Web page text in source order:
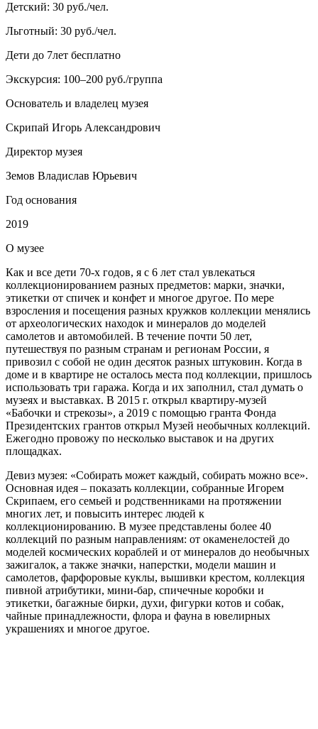
Детский: 30 руб./чел.
Льготный: 30 руб./чел.
Дети до 7лет бесплатно
Экскурсия: 100–200 руб./группа
Основатель и владелец музея
Скрипай Игорь Александрович
Директор музея
Земов Владислав Юрьевич
Год основания
2019
О музее
Как и все дети 70-х годов, я с 6 лет стал увлекаться
коллекционированием разных предметов: марки, значки,
этикетки от спичек и конфет и многое другое. По мере
взросления и посещения разных кружков коллекции менялись
от археологических находок и минералов до моделей
самолетов и автомобилей. В течение почти 50 лет,
путешествуя по разным странам и регионам России, я
привозил с собой не один десяток разных штуковин. Когда в
доме и в квартире не осталось места под коллекции, пришлось
использовать три гаража. Когда и их заполнил, стал думать о
музеях и выставках. В 2015 г. открыл квартиру-музей
«Бабочки и стрекозы», а 2019 с помощью гранта Фонда
Президентских грантов открыл Музей необычных коллекций.
Ежегодно провожу по несколько выставок и на других
площадках.
Девиз музея: «Собирать может каждый, собирать можно все».
Основная идея – показать коллекции, собранные Игорем
Скрипаем, его семьей и родственниками на протяжении
многих лет, и повысить интерес людей к
коллекционированию. В музее представлены более 40
коллекций по разным направлениям: от окаменелостей до
моделей космических кораблей и от минералов до необычных
зажигалок, а также значки, наперстки, модели машин и
самолетов, фарфоровые куклы, вышивки крестом, коллекция
пивной атрибутики, мини-бар, спичечные коробки и
этикетки, багажные бирки, духи, фигурки котов и собак,
чайные принадлежности, флора и фауна в ювелирных
украшениях и многое другое.